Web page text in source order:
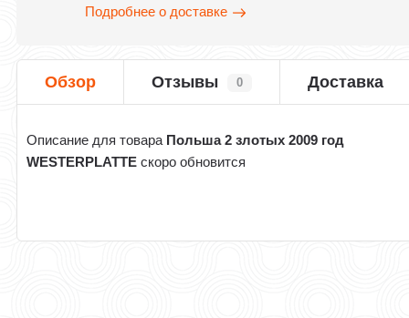
Подробнее о доставке
Обзор Отзывы 0 Доставка
Описание для товара Польша 2 злотых 2009 год
WESTERPLATTE скоро обновится